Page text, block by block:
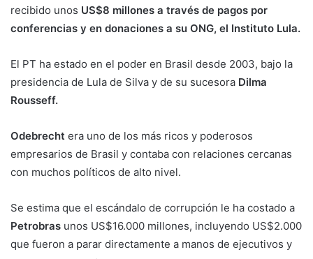
recibido unos US$8 millones a través de pagos por
conferencias y en donaciones a su ONG, el Instituto Lula.
El PT ha estado en el poder en Brasil desde 2003, bajo la
presidencia de Lula de Silva y de su sucesora Dilma
Rousseff.
Odebrecht era uno de los más ricos y poderosos
empresarios de Brasil y contaba con relaciones cercanas
con muchos políticos de alto nivel.
Se estima que el escándalo de corrupción le ha costado a
Petrobras unos US$16.000 millones, incluyendo US$2.000
que fueron a parar directamente a manos de ejecutivos y